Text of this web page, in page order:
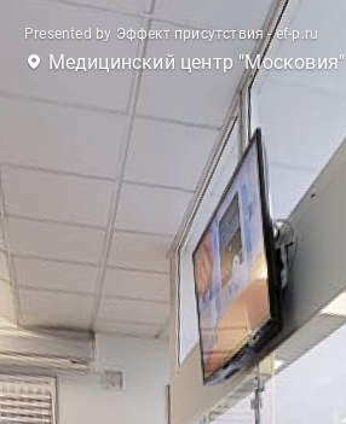
Presented by Эффект присутствия - ef-p.ru
Медицинский центр "Московия"